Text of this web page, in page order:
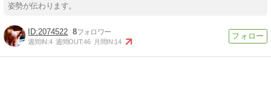
姿勢が伝わります。
2074522 8
週間IN:4 週間OUT:46 月間IN:14